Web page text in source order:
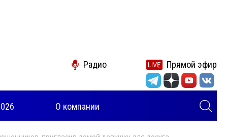
Радио Прямой эфир
О компании